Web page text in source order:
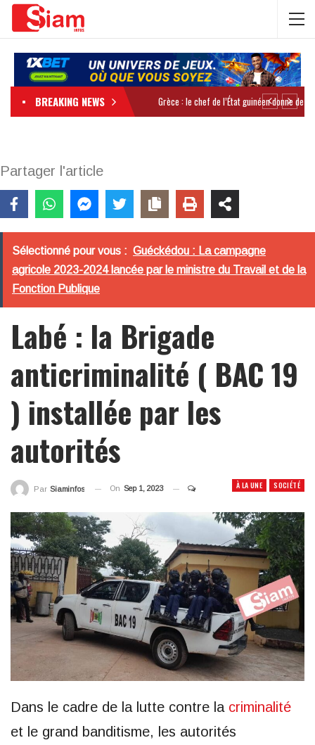
BREAKING NEWS
Partager l'article
Sélectionné pour vous : Guéckédou : La campagne
agricole 2023-2024 lancée par le ministre du Travail et de la
Fonction Publique
Labé : la Brigade
anticriminalité ( BAC 19
) installée par les
autorités
À LA UNE SOCIÉTÉ
Par Siaminfos On Sep 1, 2023
Dans le cadre de la lutte contre la criminalité
et le grand banditisme, les autorités